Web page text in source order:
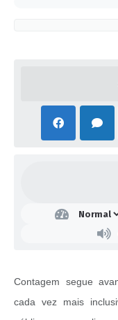
Contagem segue
cada vez mais